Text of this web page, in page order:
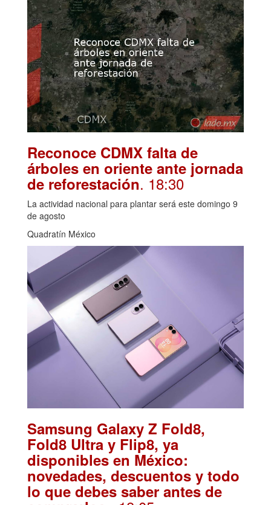
Reconoce CDMX falta de
árboles en oriente ante jornada
de reforestación. 18:30
La actividad nacional para plantar será este domingo 9
de agosto
Quadratín México
Samsung Galaxy Z Fold8,
Fold8 Ultra y Flip8, ya
disponibles en México:
novedades, descuentos y todo
lo que debes saber antes de